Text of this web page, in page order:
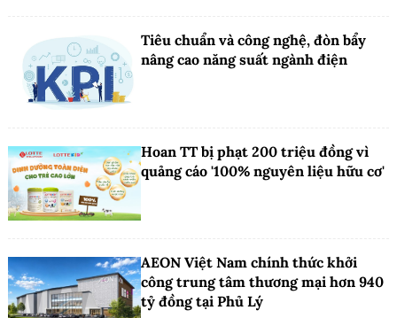
Tiêu chuẩn và công nghệ, đòn bẩy
nâng cao năng suất ngành điện
Hoan TT bị phạt 200 triệu đồng vì
quảng cáo '100% nguyên liệu hữu cơ'
AEON Việt Nam chính thức khởi
công trung tâm thương mại hơn 940
tỷ đồng tại Phủ Lý